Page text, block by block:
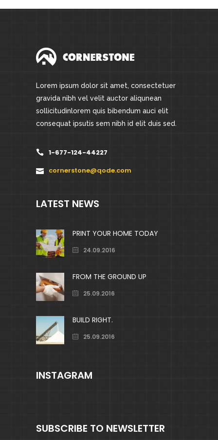
Lorem ipsum dolor sit amet, consectetuer
gravida nibh vel velit auctor aliqunean
sollicitudinlorem quis bibendum auci elit
consequat ipsutis sem nibh id elit duis sed.
1-677-124-44227
cornerstone@qode.com
LATEST NEWS
PRINT YOUR HOME TODAY
24.09.2016
FROM THE GROUND UP
25.09.2016
BUILD RIGHT.
25.09.2016
INSTAGRAM
SUBSCRIBE TO NEWSLETTER